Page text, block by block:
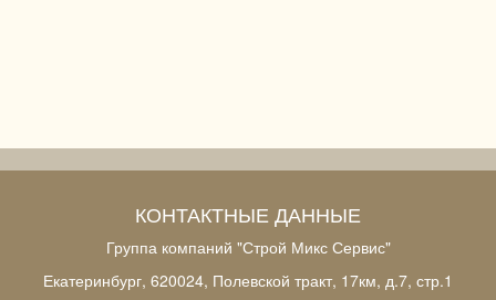
КОНТАКТНЫЕ ДАННЫЕ
Группа компаний "Строй Микс Сервис"
Екатеринбург, 620024, Полевской тракт, 17км, д.7, стр.1